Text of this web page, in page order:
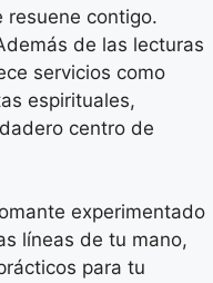
resuene contigo.
de las lecturas
servicios como
espirituales,
centro de
experimentado
líneas de tu mano,
para tu